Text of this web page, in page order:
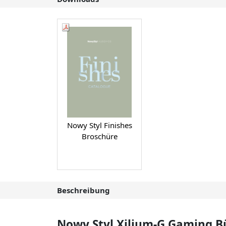
Nowy Styl Finishes
Broschüre
Beschreibung